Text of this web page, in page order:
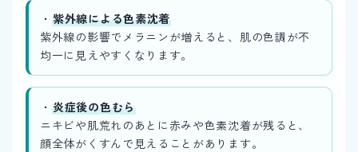
・ 紫外線による色素沈着
紫外線の影響でメラニンが増えると、肌の色調が不
均一に見えやすくなります。
・ 炎症後の色むら
ニキビや肌荒れのあとに赤みや色素沈着が残ると、
顔全体がくすんで見えることがあります。